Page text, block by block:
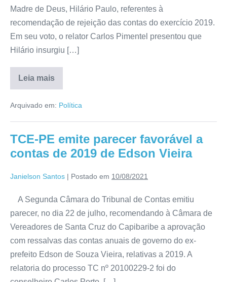
Madre de Deus, Hilário Paulo, referentes à
recomendação de rejeição das contas do exercício 2019.
Em seu voto, o relator Carlos Pimentel presentou que
Hilário insurgiu […]
Leia mais
Arquivado em: Política
TCE-PE emite parecer favorável a
contas de 2019 de Edson Vieira
Janielson Santos | Postado em 10/08/2021
A Segunda Câmara do Tribunal de Contas emitiu
parecer, no dia 22 de julho, recomendando à Câmara de
Vereadores de Santa Cruz do Capibaribe a aprovação
com ressalvas das contas anuais de governo do ex-
prefeito Edson de Souza Vieira, relativas a 2019. A
relatoria do processo TC nº 20100229-2 foi do